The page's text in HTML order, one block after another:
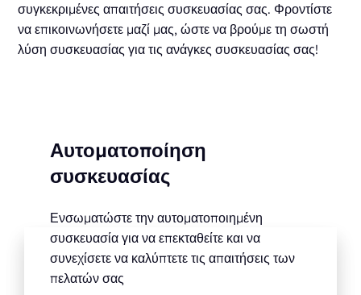
συγκεκριμένες απαιτήσεις συσκευασίας σας. Φροντίστε
να επικοινωνήσετε μαζί μας, ώστε να βρούμε τη σωστή
λύση συσκευασίας για τις ανάγκες συσκευασίας σας!
Αυτοματοποίηση
συσκευασίας
Ενσωματώστε την αυτοματοποιημένη
συσκευασία για να επεκταθείτε και να
συνεχίσετε να καλύπτετε τις απαιτήσεις των
πελατών σας